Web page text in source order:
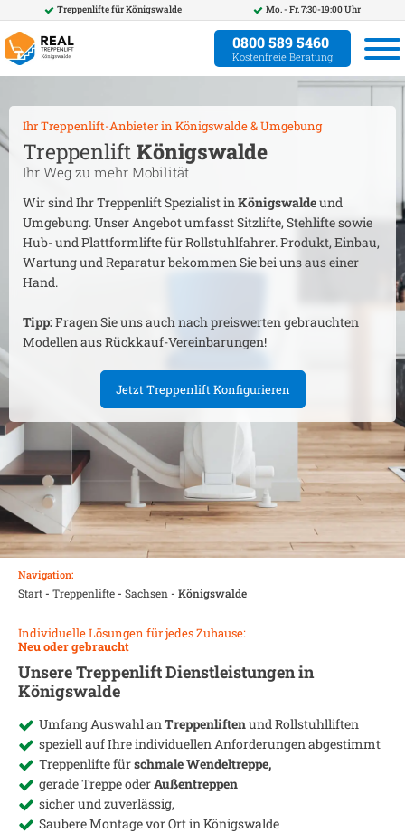
Treppenlifte fürKönigswalde Mo. - Fr. 7:30-19:00 Uhr
0800 589 5460
Kostenfreie Beratung
Ihr Treppenlift-Anbieter in Königswalde& Umgebung
Treppenlift Königswalde
Ihr Weg zu mehr Mobilität
Wir sind Ihr Treppenlift Spezialist inKönigswaldeund
Umgebung. Unser Angebot umfasst Sitzlifte, Stehlifte sowie
Hub- und Plattformlifte für Rollstuhlfahrer. Produkt, Einbau,
Wartung und Reparatur bekommen Sie bei uns aus einer
Hand.
Tipp:Fragen Sie uns auch nach preiswerten gebrauchten
Modellen aus Rückkauf-Vereinbarungen!
Jetzt Treppenlift Konfigurieren
Navigation:
Start- Treppenlifte- Sachsen - Königswalde
Individuelle Lösungen für jedes Zuhause:
Neu oder gebraucht
Unsere Treppenlift Dienstleistungen in
Königswalde
Umfang Auswahl anTreppenliftenund Rollstuhlliften
speziell auf Ihre individuellen Anforderungen abgestimmt
Treppenlifte fürschmale Wendeltreppe,
gerade Treppe oderAußentreppen
sicher und zuverlässig,
Saubere Montage vor Ort inKönigswalde